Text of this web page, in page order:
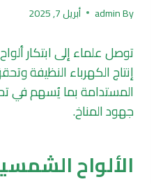
By
admin أبريل 7, 2025
توصل علماء إلى ابتكار
إنتاج الكهرباء النظيفة
المستدامة بما يُسهم في
جهود المناخ.
الألواح